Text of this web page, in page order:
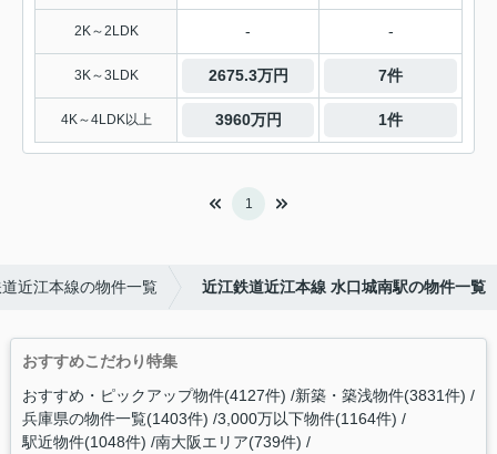
2K～2LDK - -
3K～3LDK 2675.3万円 7件
4K～4LDK以上 3960万円 1件
1
近江本線の物件一覧 近江鉄道近江本線 水口城南駅の物件一覧
おすすめこだわり特集
おすすめ・ピックアップ物件(4127件) 新築・築浅物件(3831件)
兵庫県の物件一覧(1403件) 3,000万以下物件(1164件)
駅近物件(1048件) 南大阪エリア(739件)